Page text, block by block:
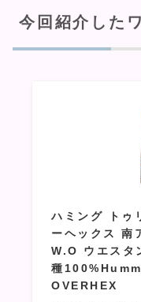
今回紹介した
ハミング トゥ
ーヘックス 南
W.O ウエスタ
種
OVERHEX